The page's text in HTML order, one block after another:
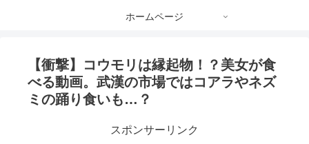
ホームページ
【衝撃】コウモリは縁起物！？美女が食
べる動画。武漢の市場ではコアラやネズ
ミの踊り食いも…？
スポンサーリンク